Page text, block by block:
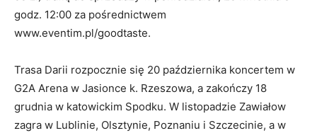
godz. 12:00 za pośrednictwem
www.eventim.pl/goodtaste.
Trasa Darii rozpocznie się 20 października koncertem w
G2A Arena w Jasionce k. Rzeszowa, a zakończy 18
grudnia w katowickim Spodku. W listopadzie Zawiałow
zagra w Lublinie, Olsztynie, Poznaniu i Szczecinie, a w